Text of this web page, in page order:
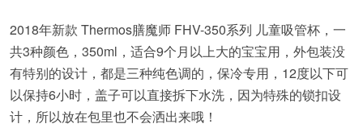
2018年新款 Thermos膳魔师 FHV-350系列 儿童吸管杯，一
共3种颜色，350ml，适合9个月以上大的宝宝用，外包装没
有特别的设计，都是三种纯色调的，保冷专用，12度以下可
以保持6小时，盖子可以直接拆下水洗，因为特殊的锁扣设
计，所以放在包里也不会洒出来哦！